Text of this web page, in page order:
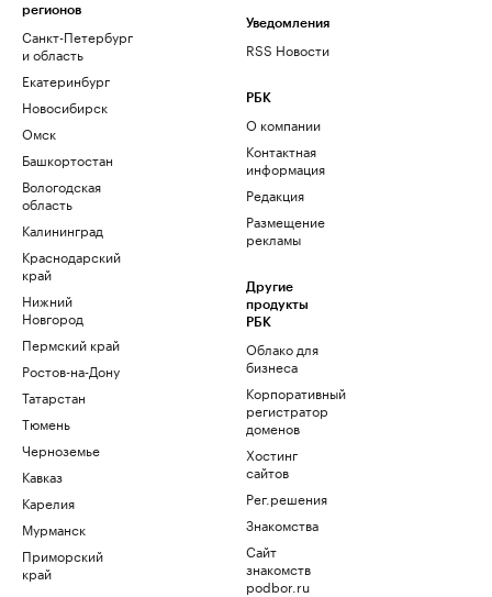
регионов
Санкт-Петербург
и область
Екатеринбург
Новосибирск
Омск
Башкортостан
Вологодская
область
Калининград
Краснодарский
край
Нижний
Новгород
Пермский край
Ростов-на-Дону
Татарстан
Тюмень
Черноземье
Кавказ
Карелия
Мурманск
Приморский
край
Уведомления
RSS Новости
РБК
О компании
Контактная
информация
Редакция
Размещение
рекламы
Другие
продукты
РБК
Облако для
бизнеса
Корпоративный
регистратор
доменов
Хостинг
сайтов
Рег.решения
Знакомства
Сайт
знакомств
podbor.ru